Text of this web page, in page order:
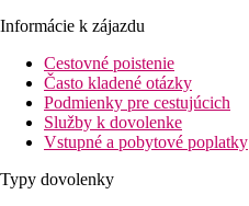
Informácie k zájazdu
Cestovné poistenie
Často kladené otázky
Podmienky pre cestujúcich
Služby k dovolenke
Vstupné a pobytové poplatky
Typy dovolenky